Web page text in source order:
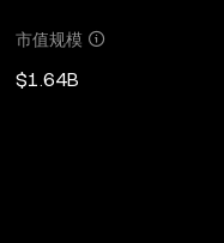
市值规模
$1.64B